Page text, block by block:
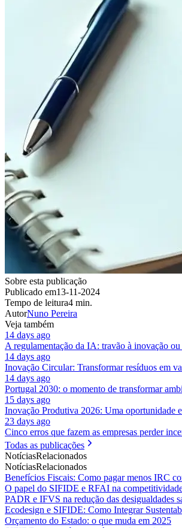
Sobre esta publicação
Publicado em13-11-2024
Tempo de leitura4 min.
AutorNuno Pereira
Veja também
14 days ago
A regulamentação da IA: travão à inovação
14 days ago
Inovação Circular: Transformar resíduos em
14 days ago
Portugal 2030: o momento de transformar
15 days ago
Inovação Produtiva 2026: Uma oportunidade
23 days ago
Cinco erros que fazem as empresas perder
Todas as publicações
NotíciasRelacionados
NotíciasRelacionados
Benefícios Fiscais: Como pagar menos IRC
O papel do SIFIDE e RFAI na
PADR e IFVS na redução das desigualdades
Ecodesign e SIFIDE: Como Integrar
Orçamento do Estado: o que muda em 2025